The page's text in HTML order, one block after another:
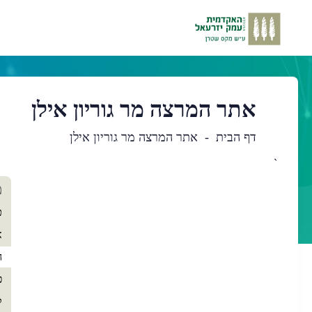
אתר המרצה מר גוריון אילן
דף הבית אתר המרצה מר גוריון אילן
`